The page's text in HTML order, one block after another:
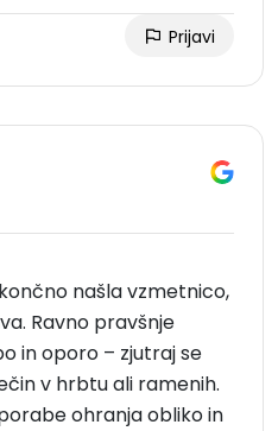
Prijavi
našla vzmetnico,
Ravno pravšnje
in oporo – zjutraj se
v hrbtu ali ramenih.
ohranja obliko in